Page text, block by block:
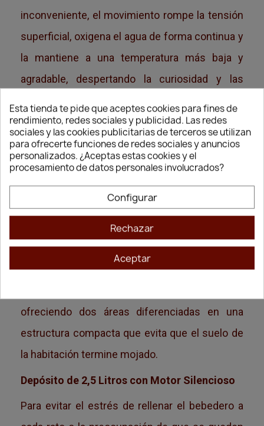
inconveniente, el movimiento rompe la tensión
superficial, oxigena el agua de forma continua y
la mantiene a una temperatura más baja y
agradable, despertando la curiosidad y las
Doble Nivel de Consumo y Diseño
Antisalpicaduras
No todos los animales beben de la misma
manera; algunos prefieren lamer directamente
el chorro que cae y otros disfrutan bebiendo de
la zona del lago superior. La respuesta experta
deGloriaes la ergonomía de la Freshcat de
2,5L. Esta solución técnica soluciona las
ofreciendo dos áreas diferenciadas en una
estructura compacta que evita que el suelo de
la habitación termine mojado.
Depósito de 2,5 Litros con Motor Silencioso
Para evitar el estrés de rellenar el bebedero a
Esta tienda te pide que aceptes cookies para fines de
rendimiento, redes sociales y publicidad. Las redes
sociales y las cookies publicitarias de terceros se utilizan
para ofrecerte funciones de redes sociales y anuncios
personalizados. ¿Aceptas estas cookies y el
procesamiento de datos personales involucrados?
Configurar
Rechazar
Aceptar